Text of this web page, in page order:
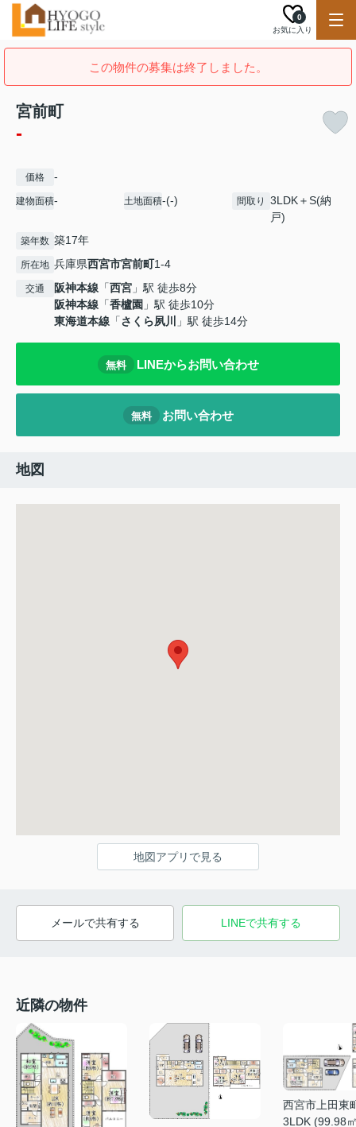
お気に入り
0
この物件の募集は終了しました。
宮前町
-
価格 -
建物面積- 土地面積-(-) 間取り
3LDK＋S(納
戸)
築年数 築17年
所在地 兵庫県西宮市宮前町1-4
交通 阪神本線 「西宮 」駅 徒歩8分
阪神本線 「香櫨園 」駅 徒歩10分
東海道本線 「さくら夙川 」駅 徒歩14分
無料 LINEからお問い合わせ
無料 お問い合わせ
地図
地図アプリで見る
メールで共有する LINEで共有する
近隣の物件
西宮市上田東
3LDK (99.98